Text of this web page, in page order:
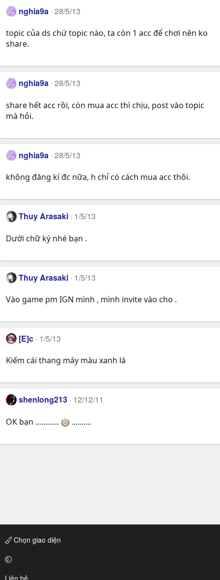
nghia9a 28/5/13
topic của ds chứ topic nào, ta còn 1 acc để chơi nên ko
share.
nghia9a 28/5/13
share hết acc rồi, còn mua acc thì chịu, post vào topic
mà hỏi.
nghia9a 28/5/13
không đăng kí đc nữa, h chỉ có cách mua acc thôi.
Thuy Arasaki 1/5/13
Dưới chữ ký nhé bạn .
Thuy Arasaki 1/5/13
Vào game pm IGN mình , mình invite vào cho .
[E]c 1/5/13
Kiếm cái thang máy màu xanh lá
shenlong213 12/12/11
OK bạn ............ ..........
Chọn giao diện
Liên hệ